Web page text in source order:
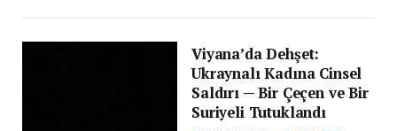
Viyana’da Dehşet:
Ukraynalı Kadına Cinsel
Saldırı — Bir Çeçen ve Bir
Suriyeli Tutuklandı